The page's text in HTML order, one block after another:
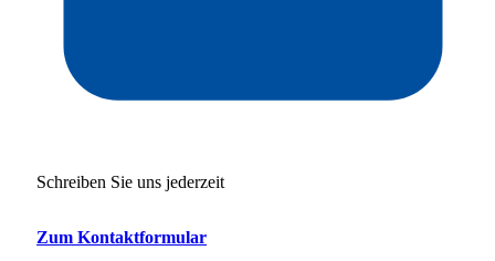
Schreiben Sie uns jederzeit
Zum Kontaktformular